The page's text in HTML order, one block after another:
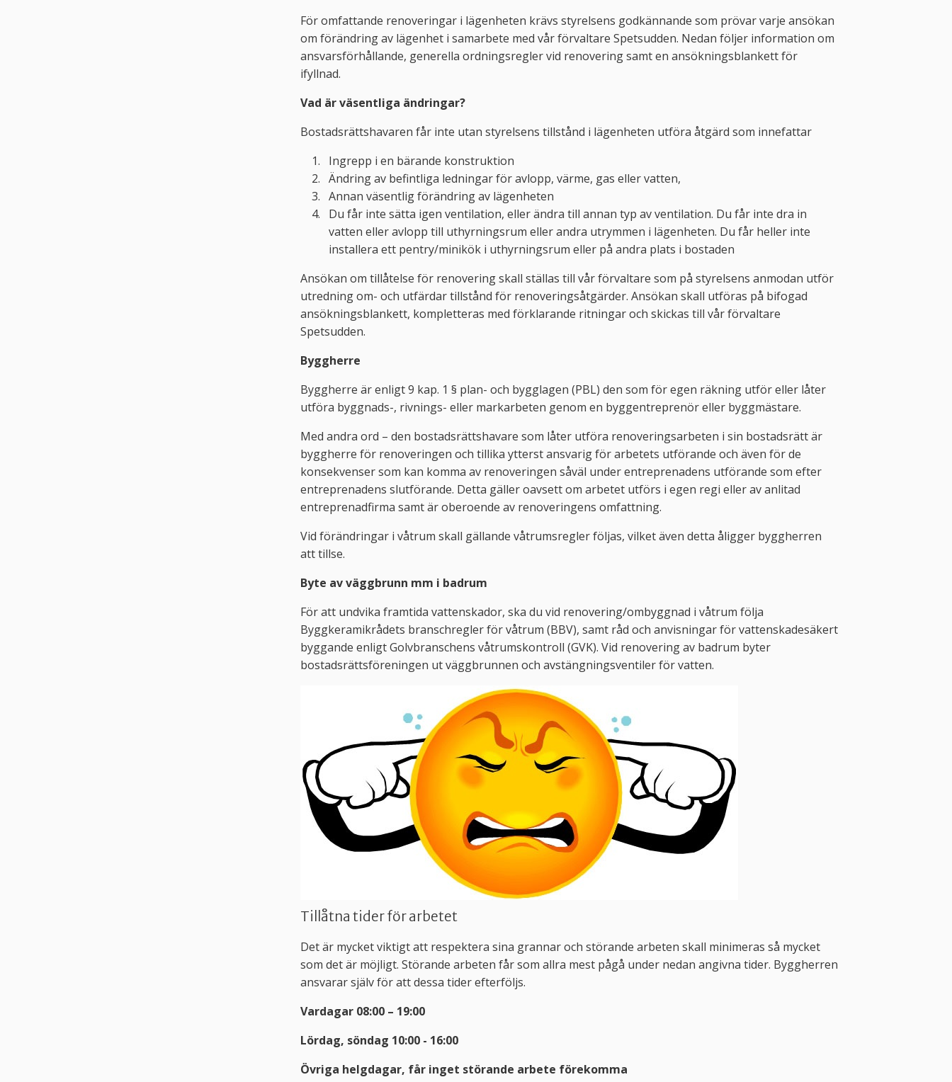
För omfattande renoveringar i lägenheten krävs styrelsens godkännande som prövar varje ansökan
om förändring av lägenhet i samarbete med vår förvaltare Spetsudden. Nedan följer information om
ansvarsförhållande, generella ordningsregler vid renovering samt en ansökningsblankett för
ifyllnad.
Vad är väsentliga ändringar?
Bostadsrättshavaren får inte utan styrelsens tillstånd i lägenheten utföra åtgärd som innefattar
Ingrepp i en bärande konstruktion
Ändring av befintliga ledningar för avlopp, värme, gas eller vatten,
Annan väsentlig förändring av lägenheten
Du får inte sätta igen ventilation, eller ändra till annan typ av ventilation. Du får inte dra in
vatten eller avlopp till uthyrningsrum eller andra utrymmen i lägenheten. Du får heller inte
installera ett pentry/minikök i uthyrningsrum eller på andra plats i bostaden
Ansökan om tillåtelse för renovering skall ställas till vår förvaltare som på styrelsens anmodan utför
utredning om- och utfärdar tillstånd för renoveringsåtgärder. Ansökan skall utföras på bifogad
ansökningsblankett, kompletteras med förklarande ritningar och skickas till vår förvaltare
Spetsudden.
Byggherre
Byggherre är enligt 9 kap. 1 § plan- och bygglagen (PBL) den som för egen räkning utför eller låter
utföra byggnads-, rivnings- eller markarbeten genom en byggentreprenör eller byggmästare.
Med andra ord – den bostadsrättshavare som låter utföra renoveringsarbeten i sin bostadsrätt är
byggherre för renoveringen och tillika ytterst ansvarig för arbetets utförande och även för de
konsekvenser som kan komma av renoveringen såväl under entreprenadens utförande som efter
entreprenadens slutförande. Detta gäller oavsett om arbetet utförs i egen regi eller av anlitad
entreprenadfirma samt är oberoende av renoveringens omfattning.
Vid förändringar i våtrum skall gällande våtrumsregler följas, vilket även detta åligger byggherren
att tillse.
Byte av väggbrunn mm i badrum
För att undvika framtida vattenskador, ska du vid renovering/ombyggnad i våtrum följa
Byggkeramikrådets branschregler för våtrum (BBV), samt råd och anvisningar för vattenskadesäkert
byggande enligt Golvbranschens våtrumskontroll (GVK). Vid renovering av badrum byter
bostadsrättsföreningen ut väggbrunnen och avstängningsventiler för vatten.
Tillåtna tider för arbetet
Det är mycket viktigt att respektera sina grannar och störande arbeten skall minimeras så mycket
som det är möjligt. Störande arbeten får som allra mest pågå under nedan angivna tider. Byggherren
ansvarar själv för att dessa tider efterföljs.
Vardagar 08:00 – 19:00
Lördag, söndag 10:00 - 16:00
Övriga helgdagar, får inget störande arbete förekomma